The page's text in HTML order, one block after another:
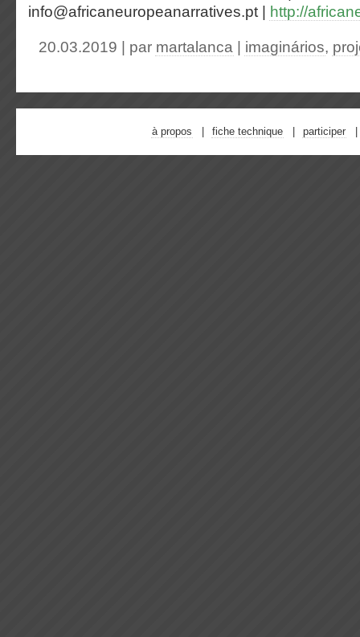
info@africaneuropeanarratives.pt |
http://
20.03.2019 | par martalanca imaginários,
à propos fiche technique participer